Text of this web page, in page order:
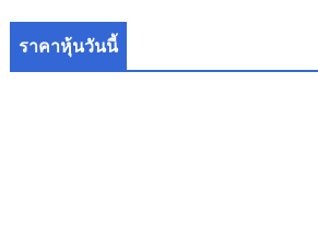
ราคาหุ้นวันนี้